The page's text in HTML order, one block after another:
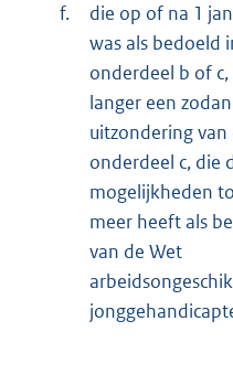
f.
die op of na 1
was als bedoeld
onderdeel b of
langer een
uitzondering
onderdeel c, die
mogelijkheden
meer heeft als
van de Wet